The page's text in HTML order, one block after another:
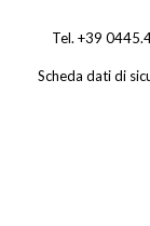
Tel. +39
Scheda dati di